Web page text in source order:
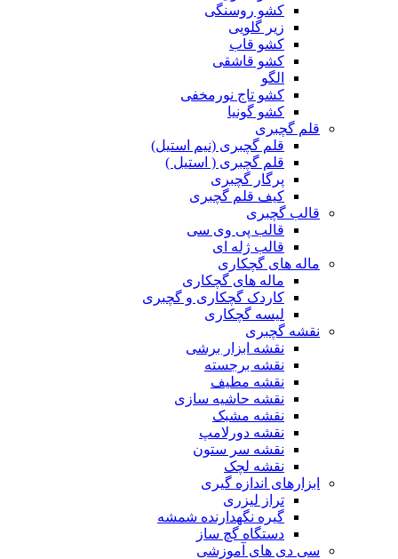
کشو روسنگی
زیر گلویی
کشو قاب
کشو قاشقی
الگو
کشو تاج نورمخفی
کشو گونیا
قلم گچبری
قلم گچبری (نیم استیل)
قلم گچبری ( استیل )
پرگار گچبری
کیف قلم گچبری
قالب گچبری
قالب پی وی سی
قالب ژله ای
ماله های گچکاری
ماله های گچکاری
کاردک گچکاری و گچبری
لیسه گچکاری
نقشه گچبری
نقشه ابزار برشی
نقشه برجسته
نقشه مطیف
نقشه حاشیه سازی
نقشه مشبک
نقشه دورلامپ
نقشه سر ستون
نقشه لچک
ابزارهای اندازه گیری
تراز لیزری
گیره نگهدارنده شمشه
دستگاه گچ ساز
سی دی های آموزشی